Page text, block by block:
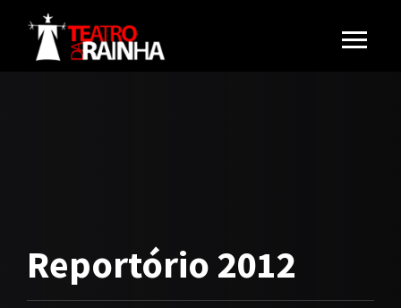
Reportório 2012